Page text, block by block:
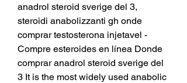
anadrol steroid sverige del 3,
steroidi anabolizzanti gh onde
comprar testosterona injetavel -
Compre esteroides en línea Donde
comprar anadrol steroid sverige del
3 It is the most widely used anabolic